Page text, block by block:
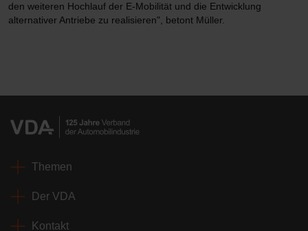
den weiteren Hochlauf der E-Mobilität und die Entwicklung
alternativer Antriebe zu realisieren", betont Müller.
Themen
Der VDA
Kontakt